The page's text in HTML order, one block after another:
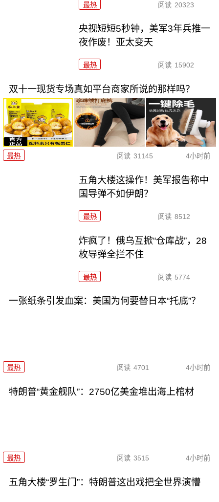
最热 阅读 20323
央视短短5秒钟，美军3年兵推一
夜作废！亚太变天
最热 阅读 15902
双十一现货专场真如平台商家所说的那样吗？
最热 阅读 31145 4小时前
五角大楼这操作！美军报告称中
国导弹不如伊朗？
最热 阅读 8512
炸疯了！俄乌互掀“仓库战”，28
枚导弹全拦不住
最热 阅读 5774
一张纸条引发血案：美国为何要替日本“托底”？
最热 阅读 4701 4小时前
特朗普“黄金舰队”：2750亿美金堆出海上棺材
最热 阅读 3515 4小时前
五角大楼“罗生门”：特朗普这出戏把全世界演懵